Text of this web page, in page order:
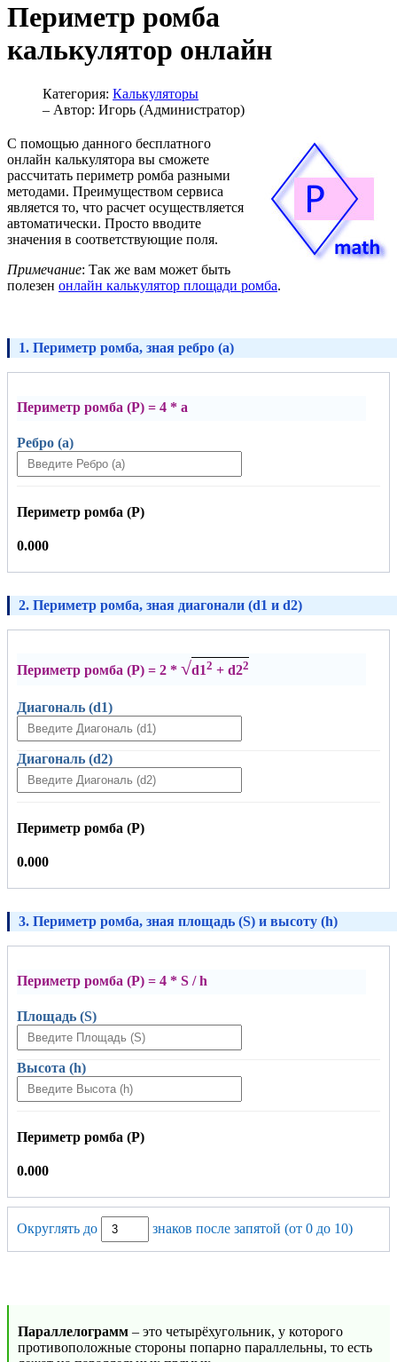
Периметр ромба
калькулятор онлайн
Категория: Калькуляторы
– Автор: Игорь (Администратор)
С помощью данного бесплатного
онлайн калькулятора вы сможете
рассчитать периметр ромба разными
методами. Преимуществом сервиса
является то, что расчет осуществляется
автоматически. Просто вводите
значения в соответствующие поля.
Примечание: Так же вам может быть
полезен онлайн калькулятор площади ромба.
1. Периметр ромба, зная ребро (a)
Периметр ромба (P) = 4 * a
Ребро (a)
Периметр ромба (P)
0.000
2. Периметр ромба, зная диагонали (d1 и d2)
Периметр ромба (P) = 2 * √d12 + d22
Диагональ (d1)
Диагональ (d2)
Периметр ромба (P)
0.000
3. Периметр ромба, зная площадь (S) и высоту (h)
Периметр ромба (P) = 4 * S / h
Площадь (S)
Высота (h)
Периметр ромба (P)
0.000
Округлять до знаков после запятой (от 0 до 10)
Параллелограмм – это четырёхугольник, у которого
противоположные стороны попарно параллельны, то есть